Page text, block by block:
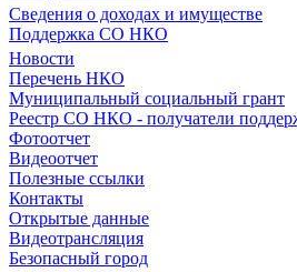
Сведения о доходах и имуществе
Поддержка СО НКО
Новости
Перечень НКО
Муниципальный социальный грант
Реестр СО НКО - получатели
Фотоотчет
Видеоотчет
Полезные ссылки
Контакты
Открытые данные
Видеотрансляция
Безопасный город